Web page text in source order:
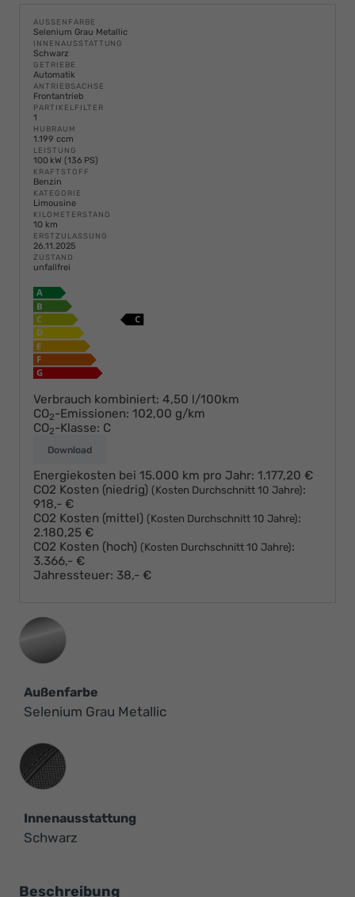
AUSSENFARBE
Selenium Grau Metallic
INNENAUSSTATTUNG
Schwarz
GETRIEBE
Automatik
ANTRIEBSACHSE
Frontantrieb
PARTIKELFILTER
1
HUBRAUM
1.199 ccm
LEISTUNG
100 kW (136 PS)
KRAFTSTOFF
Benzin
KATEGORIE
Limousine
KILOMETERSTAND
10 km
ERSTZULASSUNG
26.11.2025
ZUSTAND
unfallfrei
Verbrauch kombiniert: 4,50 l/100km
CO2-Emissionen: 102,00 g/km
CO2-Klasse: C
Download
Energiekosten bei 15.000 km pro Jahr: 1.177,20 €
CO2 Kosten (niedrig) (Kosten Durchschnitt 10 Jahre):
918,- €
CO2 Kosten (mittel) (Kosten Durchschnitt 10 Jahre):
2.180,25 €
CO2 Kosten (hoch) (Kosten Durchschnitt 10 Jahre):
3.366,- €
Jahressteuer: 38,- €
Außenfarbe
Selenium Grau Metallic
Innenausstattung
Innenausstattung
Schwarz
Beschreibung